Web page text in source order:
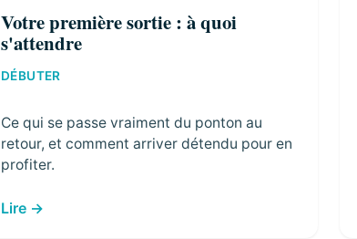
Votre première sortie : à quoi
s'attendre
DÉBUTER
Ce qui se passe vraiment du ponton au
retour, et comment arriver détendu pour en
profiter.
Lire